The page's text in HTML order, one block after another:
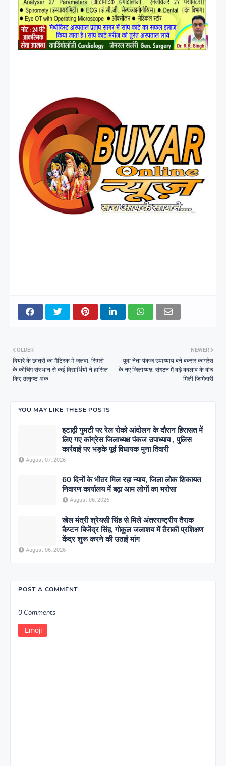
NEWER
युवा नेता पंकज उपाध्याय बने बक्सर कांग्रेस
के नए जिलाध्यक्ष, संगठन में बड़े बदलाव के बीच
मिली जिम्मेदारी
OLDER
दियारे के छात्रों का मैट्रिक में जलवा, सिमरी
के कोचिंग संस्थान से कई विद्यार्थियों ने हासिल
किए उत्कृष्ट अंक
YOU MAY LIKE THESE POSTS
इटाढ़ी गुमटी पर रेल रोको आंदोलन के दौरान हिरासत में
लिए गए कांग्रेस जिलाध्यक्ष पंकज उपाध्याय , पुलिस
कार्रवाई पर भड़के पूर्व विधायक मुना तिवारी
August 07, 2026
60 दिनों के भीतर मिल रहा न्याय, जिला लोक शिकायत
निवारण कार्यालय में बढ़ा आम लोगों का भरोसा
August 06, 2026
खेल मंत्री श्रेयसी सिंह से मिले अंतरराष्ट्रीय तैराक
कैप्टन बिजेंद्र सिंह, गोकुल जलाशय में तैराकी प्रशिक्षण
केंद्र शुरू करने की उठाई मांग
August 06, 2026
POST A COMMENT
0 Comments
Emoji